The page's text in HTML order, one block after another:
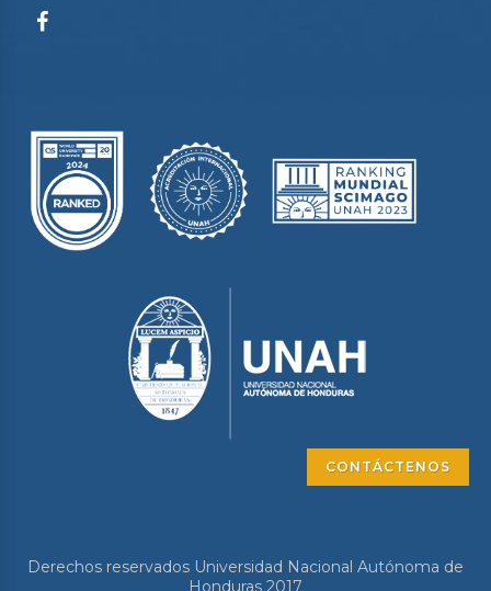
CONTÁCTENOS
Derechos reservados Universidad Nacional Autónoma de
Honduras 2017